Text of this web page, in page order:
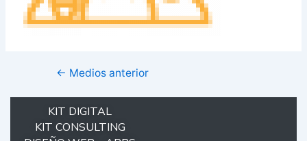
← Medios anterior
KIT DIGITAL
KIT CONSULTING